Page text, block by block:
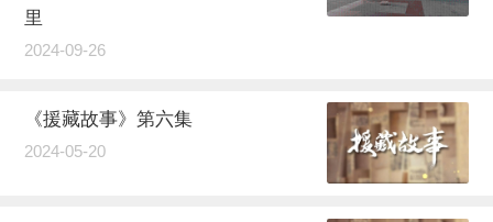
里
2024-09-26
《援藏故事》第六集
2024-05-20